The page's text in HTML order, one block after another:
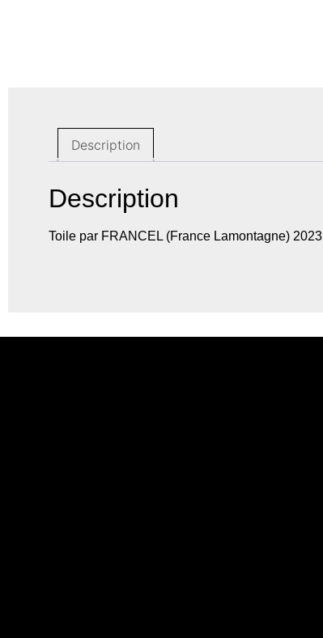
Description
Description
Toile par FRANCEL (France Lamontagne) 2023